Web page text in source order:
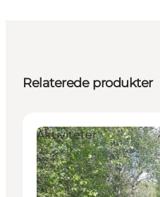
Relaterede produkter
Aktiviteter